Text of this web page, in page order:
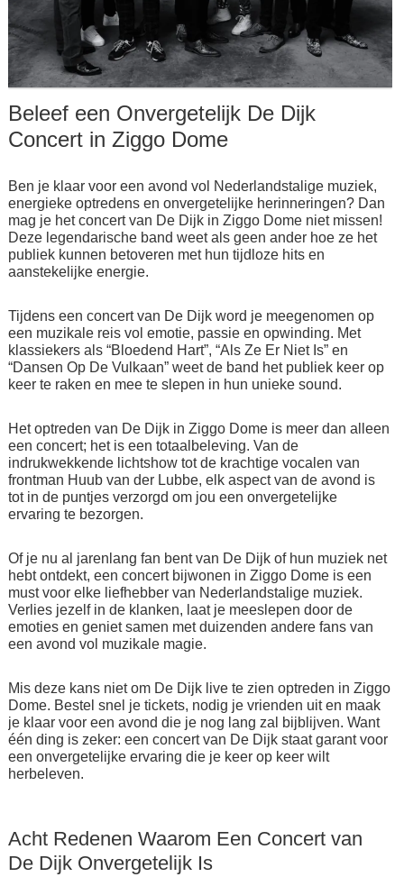
Beleef een Onvergetelijk De Dijk
Concert in Ziggo Dome
Ben je klaar voor een avond vol Nederlandstalige muziek,
energieke optredens en onvergetelijke herinneringen? Dan
mag je het concert van De Dijk in Ziggo Dome niet missen!
Deze legendarische band weet als geen ander hoe ze het
publiek kunnen betoveren met hun tijdloze hits en
aanstekelijke energie.
Tijdens een concert van De Dijk word je meegenomen op
een muzikale reis vol emotie, passie en opwinding. Met
klassiekers als “Bloedend Hart”, “Als Ze Er Niet Is” en
“Dansen Op De Vulkaan” weet de band het publiek keer op
keer te raken en mee te slepen in hun unieke sound.
Het optreden van De Dijk in Ziggo Dome is meer dan alleen
een concert; het is een totaalbeleving. Van de
indrukwekkende lichtshow tot de krachtige vocalen van
frontman Huub van der Lubbe, elk aspect van de avond is
tot in de puntjes verzorgd om jou een onvergetelijke
ervaring te bezorgen.
Of je nu al jarenlang fan bent van De Dijk of hun muziek net
hebt ontdekt, een concert bijwonen in Ziggo Dome is een
must voor elke liefhebber van Nederlandstalige muziek.
Verlies jezelf in de klanken, laat je meeslepen door de
emoties en geniet samen met duizenden andere fans van
een avond vol muzikale magie.
Mis deze kans niet om De Dijk live te zien optreden in Ziggo
Dome. Bestel snel je tickets, nodig je vrienden uit en maak
je klaar voor een avond die je nog lang zal bijblijven. Want
één ding is zeker: een concert van De Dijk staat garant voor
een onvergetelijke ervaring die je keer op keer wilt
herbeleven.
Acht Redenen Waarom Een Concert van
De Dijk Onvergetelijk Is